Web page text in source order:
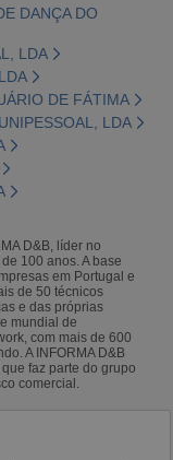
DANÇA DO
LDA
DE FÁTIMA
LDA
D&B, líder no
100 anos. A base
em Portugal e
de 50 técnicos
e das próprias
mundial de
com mais de 600
A INFORMA D&B
faz parte do grupo
comercial.